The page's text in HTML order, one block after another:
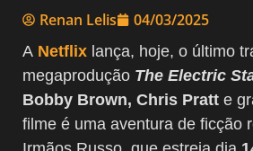
Renan Lelis 04/03/2025
A Netflix lança, hoje, o último
megaprodução The Electric
Bobby Brown, Chris Pratt e
filme é uma aventura de ficção